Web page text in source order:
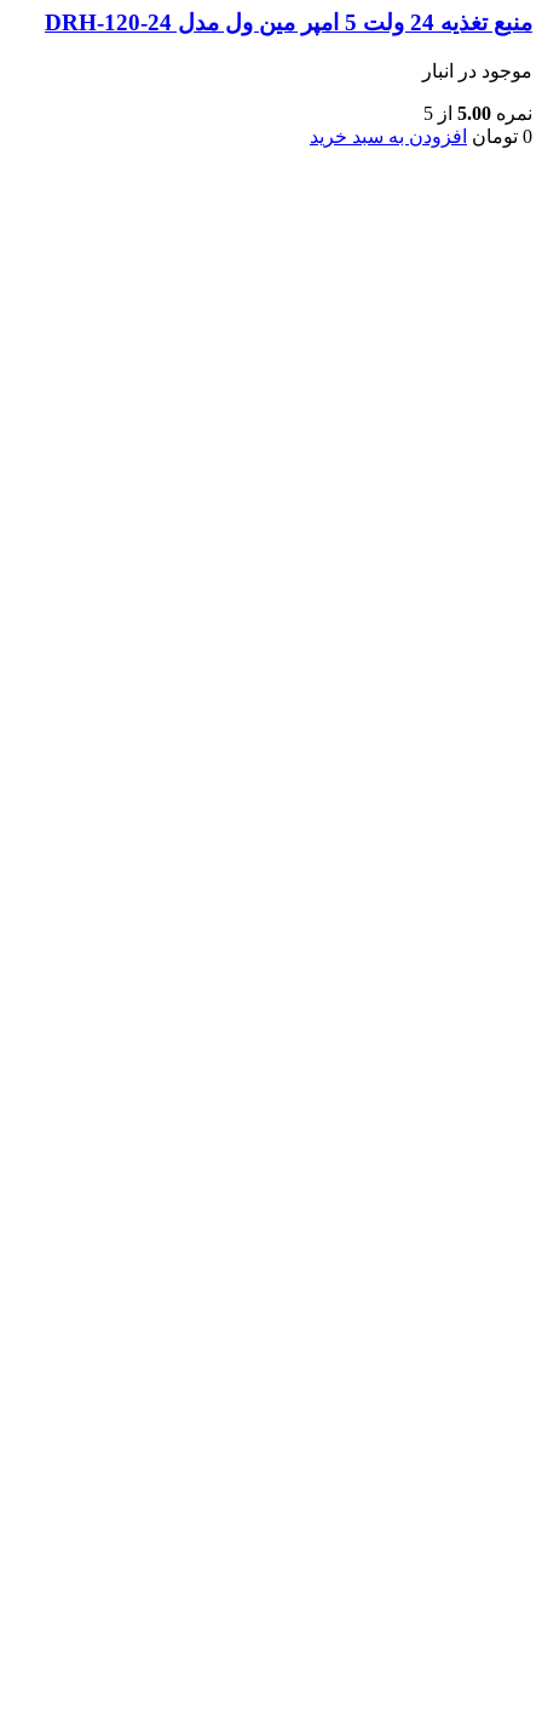
منبع تغذیه 24 ولت 5 امپر مین ول مدل DRH-120-24
موجود در انبار
نمره 5.00 از 5
0 تومان افزودن به سبد خرید